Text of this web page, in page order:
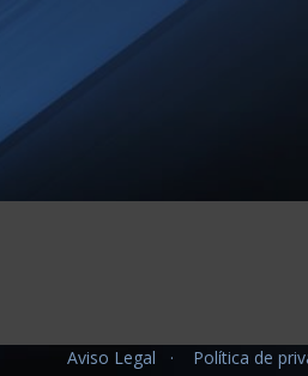
Aviso Legal · Política de